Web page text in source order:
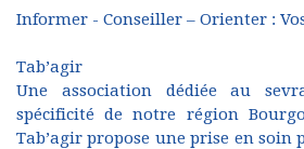
Informer - Conseiller – Orienter :
Tab’agir
Une association dédiée au
spécificité de notre région
Tab’agir propose une prise en